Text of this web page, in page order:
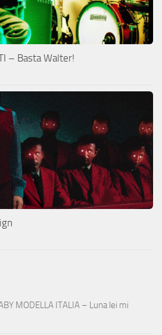
– Basta Walter!
MODELLA ITALIA – Luna lei mi